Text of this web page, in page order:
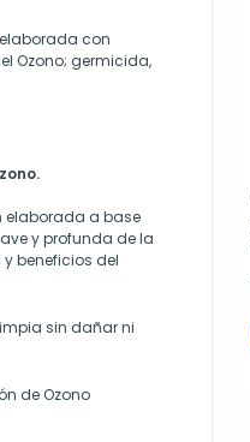
con
Ozono; germicida,
elaborada a base
y profunda de la
beneficios del
sin dañar ni
de Ozono